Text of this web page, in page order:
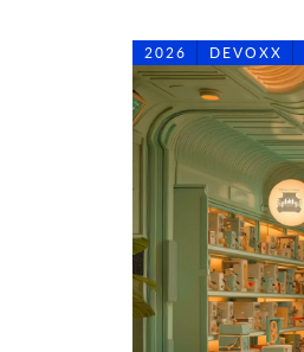
2026 DEVOXX